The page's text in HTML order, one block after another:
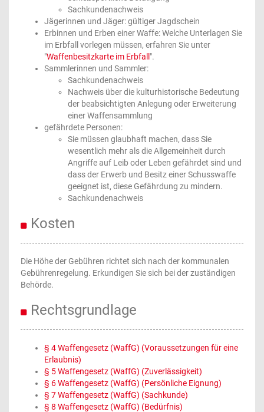
Sachkundenachweis
Jägerinnen und Jäger: gültiger Jagdschein
Erbinnen und Erben einer Waffe: Welche Unterlagen Sie
im Erbfall vorlegen müssen, erfahren Sie unter
"Waffenbesitzkarte im Erbfall ".
Sammlerinnen und Sammler:
Sachkundenachweis
Nachweis über die kulturhistorische Bedeutung
der beabsichtigten Anlegung oder Erweiterung
einer Waffensammlung
gefährdete Personen:
Sie müssen glaubhaft machen, dass Sie
wesentlich mehr als die Allgemeinheit durch
Angriffe auf Leib oder Leben gefährdet sind und
dass der Erwerb und Besitz einer Schusswaffe
geeignet ist, diese Gefährdung zu mindern.
Sachkundenachweis
Kosten
Die Höhe der Gebühren richtet sich nach der kommunalen
Gebührenregelung. Erkundigen Sie sich bei der zuständigen
Behörde.
Rechtsgrundlage
§ 4 Waffengesetz (WaffG) (Voraussetzungen für eine
Erlaubnis)
§ 5 Waffengesetz (WaffG) (Zuverlässigkeit)
§ 6 Waffengesetz (WaffG) (Persönliche Eignung)
§ 7 Waffengesetz (WaffG) (Sachkunde)
§ 8 Waffengesetz (WaffG) (Bedürfnis)